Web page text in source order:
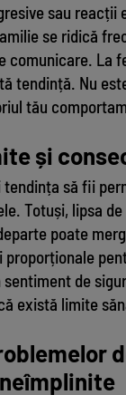
sau reacții
se ridică
comunicare. La
tendință. Nu
tău
și
tendința să fii
Totuși, lipsa
poate
proporționale
sentiment de
există limite